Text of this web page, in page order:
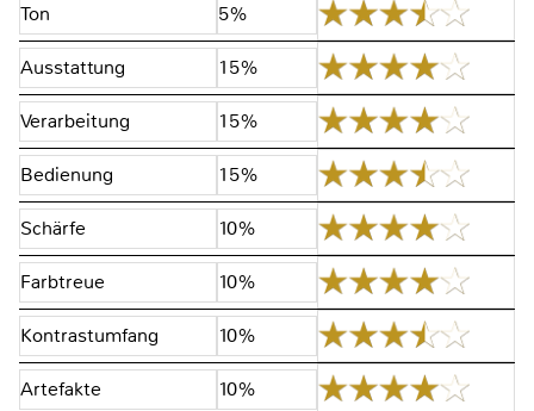
Ton 5%
Ausstattung 15%
Verarbeitung 15%
Bedienung 15%
Schärfe 10%
Farbtreue 10%
Kontrastumfang 10%
Artefakte 10%